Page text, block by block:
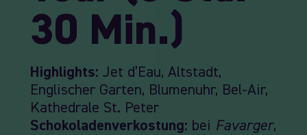
30 Min.)
Highlights: Jet d’Eau, Altstadt,
Englischer Garten, Blumenuhr, Bel-Air,
Kathedrale St. Peter
Schokoladenverkostung: bei Favarger,